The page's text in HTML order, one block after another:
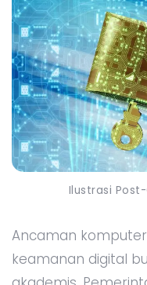
Ilustrasi
Ancaman
keamanan digital